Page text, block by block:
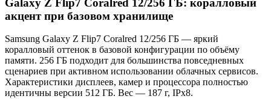
акцент при базовом хранилище
Samsung Galaxy Z Flip7 Coralred 12/256 ГБ — яркий
коралловый оттенок в базовой конфигурации по объёму
памяти. 256 ГБ подходит для большинства повседневных
сценариев при активном использовании облачных сервисов.
Характеристики дисплеев, камер и процессора полностью
идентичны версии 512 ГБ. Вес — 187 г, IPx8.